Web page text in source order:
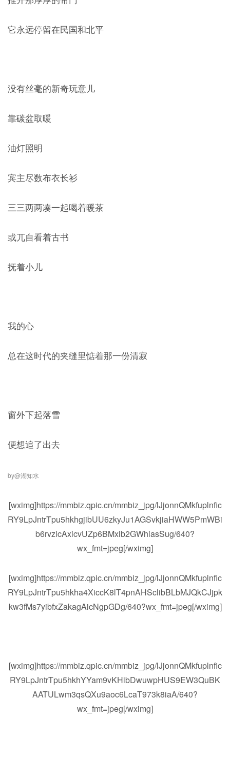
它永远停留在民国和北平
没有丝毫的新奇玩意儿
靠碳盆取暖
油灯照明
宾主尽数布衣长衫
三三两两凑一起喝着暖茶
或兀自看着古书
抚着小儿
我的心
总在这时代的夹缝里惦着那一份清寂
窗外下起落雪
便想追了出去
by@湖知水
[wximg]https://mmbiz.qpic.cn/mmbiz_jpg/lJjonnQMkfuplnfic
RY9LpJntrTpu5hkhgjibUU6zkyJu1AGSvkjiaHWW5PmWBi
b6rvzicAxicvUZp6BMxib2GWhiasSug/640?
wx_fmt=jpeg[/wximg]
[wximg]https://mmbiz.qpic.cn/mmbiz_jpg/lJjonnQMkfuplnfic
RY9LpJntrTpu5hkha4XiccK8lT4pnAHSclibBLbMJQkCJjpk
kw3fMs7yibfxZakagAicNgpGDg/640?wx_fmt=jpeg[/wximg]
[wximg]https://mmbiz.qpic.cn/mmbiz_jpg/lJjonnQMkfuplnfic
RY9LpJntrTpu5hkhYYam9vKHibDwuwpHUS9EW3QuBK
AATULwm3qsQXu9aoc6LcaT973k8iaA/640?
wx_fmt=jpeg[/wximg]